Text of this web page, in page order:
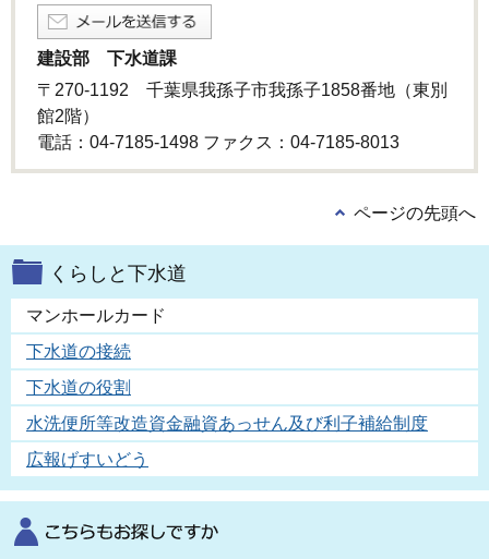
建設部 下水道課
〒270-1192 千葉県我孫子市我孫子1858番地（東別
館2階）
電話：04-7185-1498 ファクス：04-7185-8013
ページの先頭へ
くらしと下水道
マンホールカード
下水道の接続
下水道の役割
水洗便所等改造資金融資あっせん及び利子補給制度
広報げすいどう